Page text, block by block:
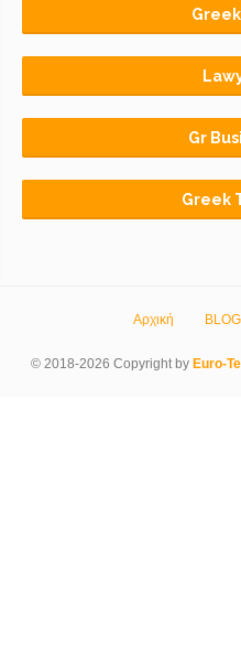
Gr
Greek
Αρχική BLOG
© 2018-2026 Copyright by Euro-